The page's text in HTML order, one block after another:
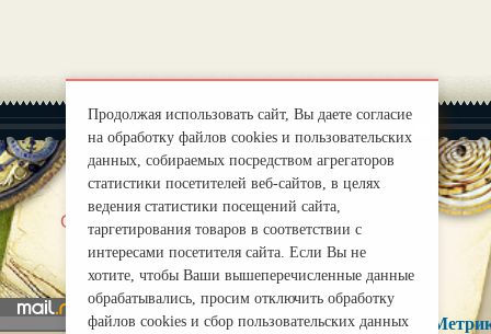
О нас |
Правила
mirprognoz@mail.ru
Продолжая использовать сайт, Вы даете согласие
на обработку файлов cookies и пользовательских
данных, собираемых посредством агрегаторов
статистики посетителей веб-сайтов, в целях
ведения статистики посещений сайта,
таргетирования товаров в соответствии с
интересами посетителя сайта. Если Вы не
хотите, чтобы Ваши вышеперечисленные данные
обрабатывались, просим отключить обработку
файлов cookies и сбор пользовательских данных